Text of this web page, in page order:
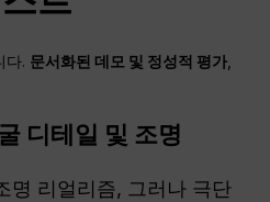
다. 문서화된 데모 및 정성적 평가
디테일 및 조명
명 리얼리즘, 그러나 극단